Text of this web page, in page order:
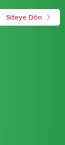
Siteye Dön